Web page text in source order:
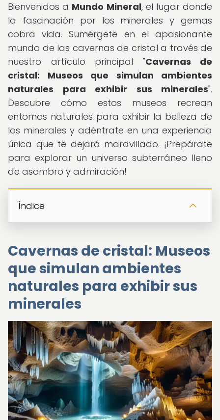
Bienvenidos a Mundo Mineral, el lugar donde
la fascinación por los minerales y gemas
cobra vida. Sumérgete en el apasionante
mundo de las cavernas de cristal a través de
nuestro artículo principal "Cavernas de
cristal: Museos que simulan ambientes
naturales para exhibir sus minerales".
Descubre cómo estos museos recrean
entornos naturales para exhibir la belleza de
los minerales y adéntrate en una experiencia
única que te dejará maravillado. ¡Prepárate
para explorar un universo subterráneo lleno
de asombro y admiración!
Índice
Cavernas de cristal: Museos
que simulan ambientes
naturales para exhibir sus
minerales